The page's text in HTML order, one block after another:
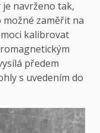
navrženo tak,
možné zaměřit na
kalibrovat
předem
s uvedením do